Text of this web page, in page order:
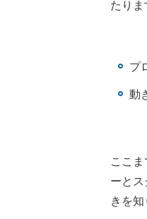
たりま
プ
動
ここ
ーと
きを知